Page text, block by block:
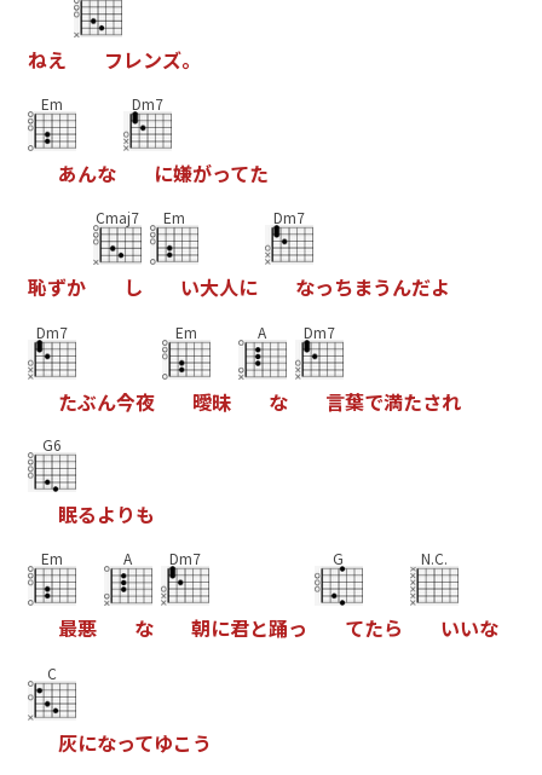
ねえ フ レンズ。
Em
あんな
Dm7
に嫌がってた
恥ずか
Cmaj7
し
Em
い大人に
Dm7
なっちまうんだよ
Dm7
たぶん今夜
Em
曖昧
A
な
Dm7
言葉で満たされ
G6
眠るよ りも
Em
最悪
A
な
Dm7
朝に君と踊っ
G
てたら
N.C.
いいな
C
灰になってゆこ う